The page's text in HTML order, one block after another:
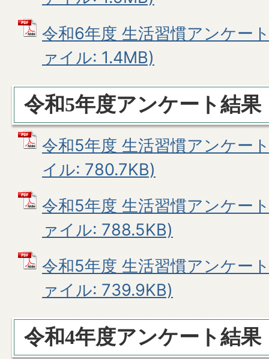
令和6年度 生活習慣アンケー
ァイル: 1.4MB)
令和5年度アンケート結果
令和5年度 生活習慣アンケー
イル: 780.7KB)
令和5年度 生活習慣アンケー
ァイル: 788.5KB)
令和5年度 生活習慣アンケー
ァイル: 739.9KB)
令和4年度アンケート結果